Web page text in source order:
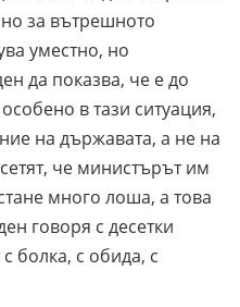
за вътрешното
уместно, но
да показва, че е до
в тази ситуация,
на държавата, а не на
че министърът им
много лоша, а това
говоря с десетки
болка, с обида, с